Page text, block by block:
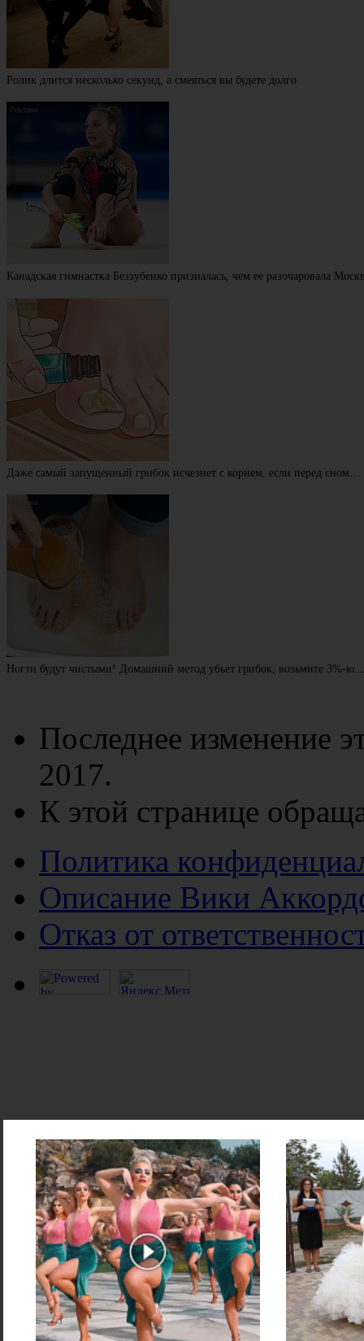
Ролик длится несколько секунд, а смеяться вы будете долго
Канадская гимнастка Беззубенко призналась, чем ее разочаровала
Даже самый запущенный грибок исчезнет с корнем, если перед сном…
Ногти будут чистыми! Домашний метод убьет грибок, возьмите 3%-
Последнее изменение
2017.
К этой странице
Политика
Описание Вики
Отказ от